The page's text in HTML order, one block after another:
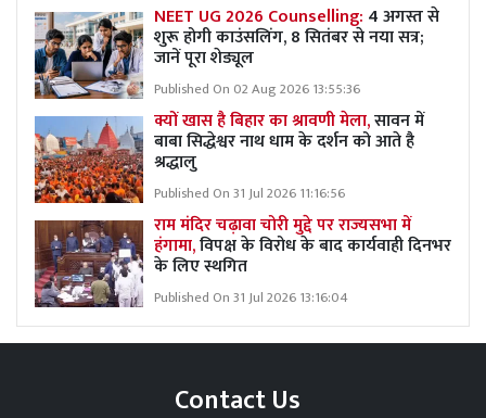
NEET UG 2026 Counselling: 4 अगस्त से
शुरू होगी काउंसलिंग, 8 सितंबर से नया सत्र;
जानें पूरा शेड्यूल
Published On 02 Aug 2026 13:55:36
क्यों खास है बिहार का श्रावणी मेला,सावन में
बाबा सिद्धेश्वर नाथ धाम के दर्शन को आते है
श्रद्धालु
Published On 31 Jul 2026 11:16:56
राम मंदिर चढ़ावा चोरी मुद्दे पर राज्यसभा में
हंगामा,विपक्ष के विरोध के बाद कार्यवाही दिनभर
के लिए स्थगित
Published On 31 Jul 2026 13:16:04
Contact Us